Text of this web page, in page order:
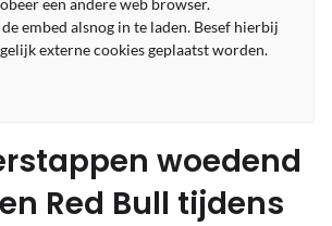
een andere web browser.
embed alsnog in te laden. Besef hierbij
externe cookies geplaatst worden.
woedend
Red Bull tijdens